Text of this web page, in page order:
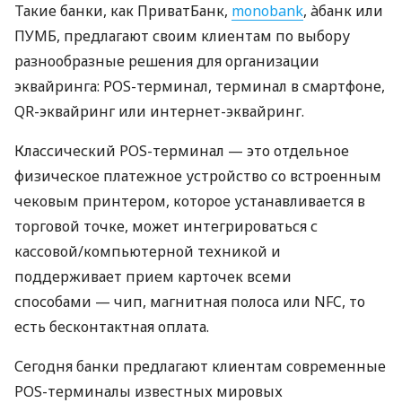
Такие банки, как ПриватБанк, monobank, àбанк или
ПУМБ, предлагают своим клиентам по выбору
разнообразные решения для организации
эквайринга: POS-терминал, терминал в смартфоне,
QR-эквайринг или интернет-эквайринг.
Классический POS-терминал — это отдельное
физическое платежное устройство со встроенным
чековым принтером, которое устанавливается в
торговой точке, может интегрироваться с
кассовой/компьютерной техникой и
поддерживает прием карточек всеми
способами — чип, магнитная полоса или NFC, то
есть бесконтактная оплата.
Сегодня банки предлагают клиентам современные
POS-терминалы известных мировых